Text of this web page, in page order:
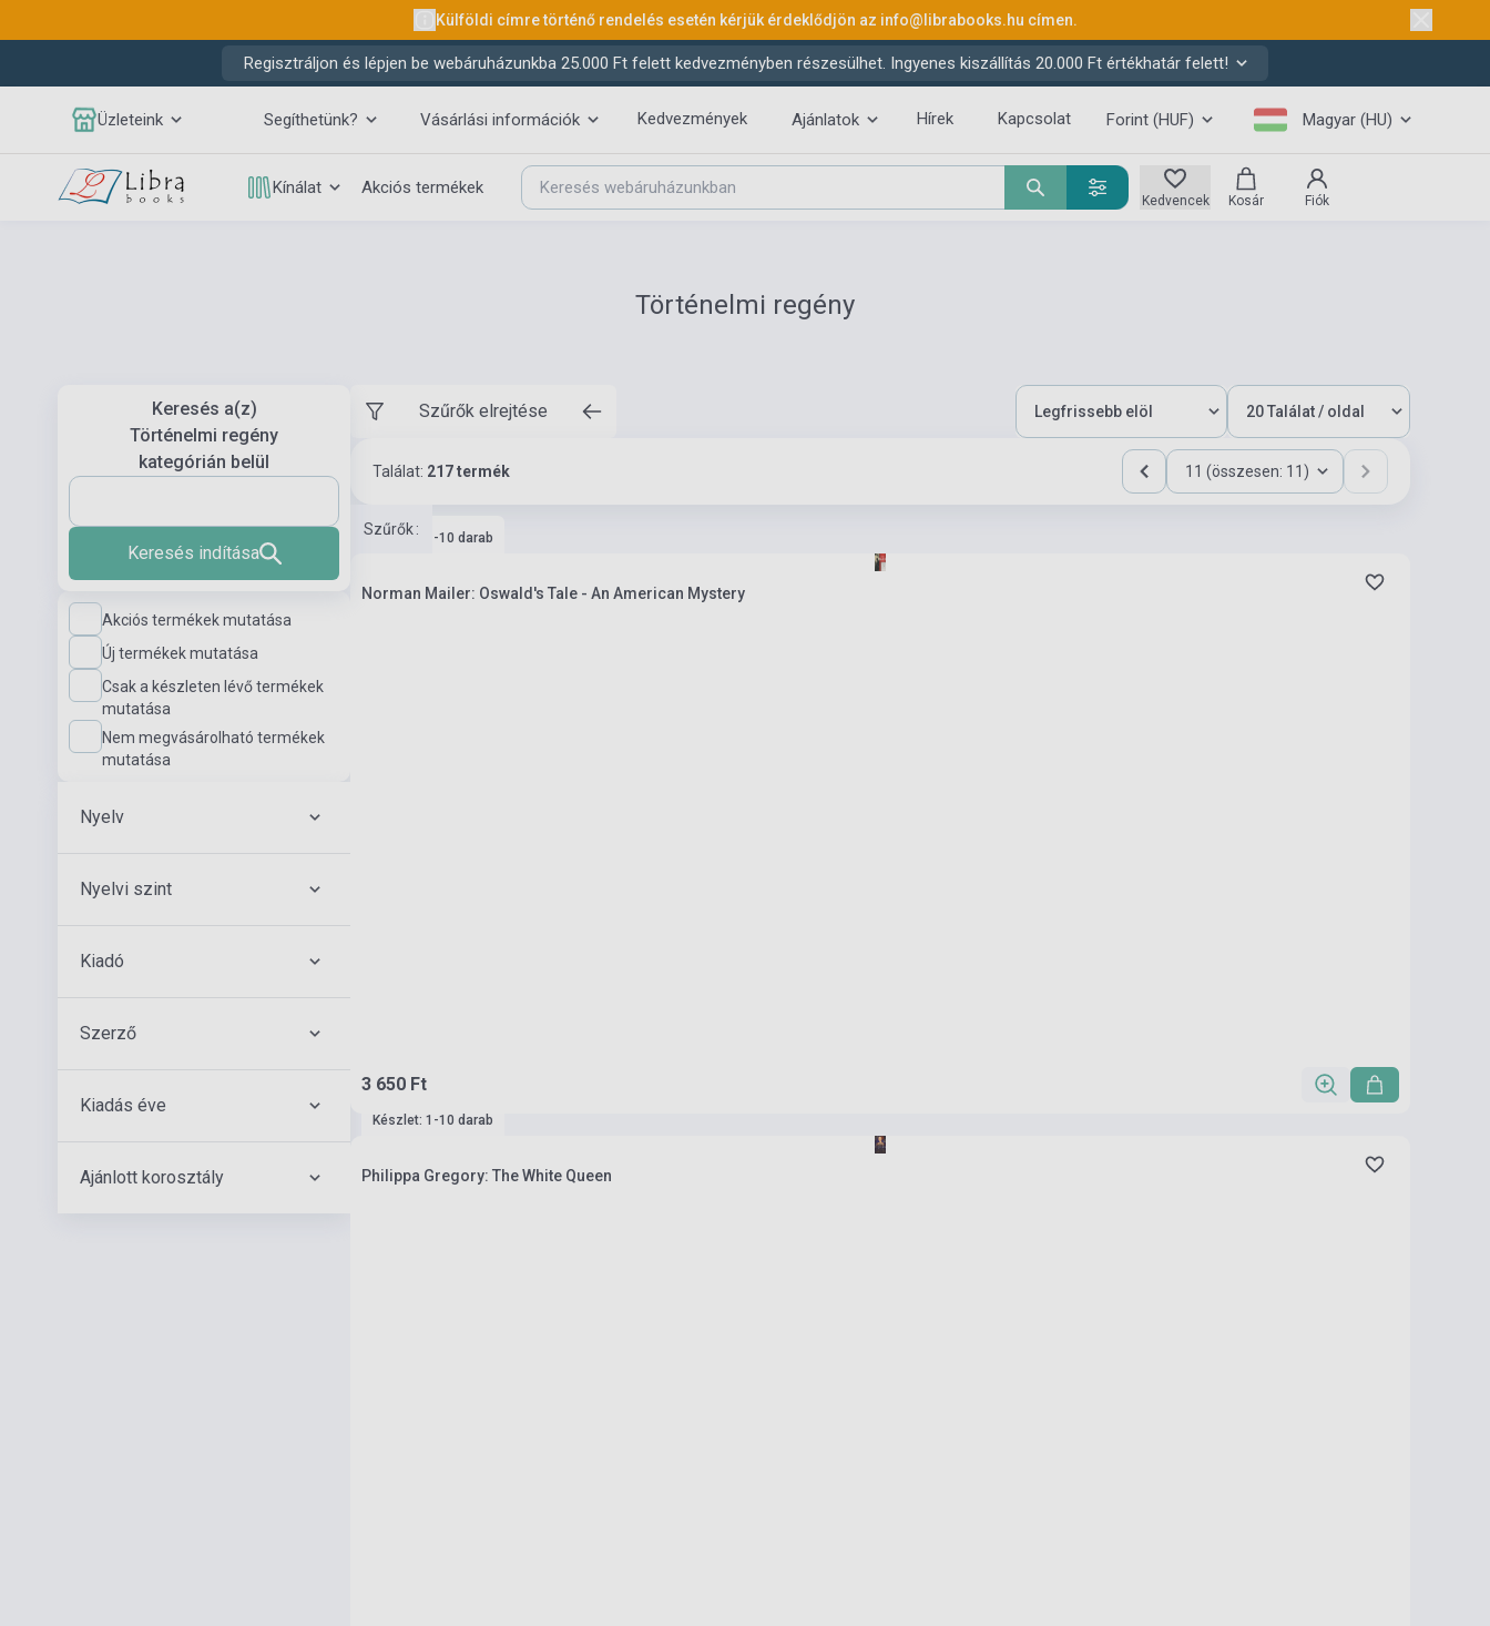
Külföldi címre történő rendelés esetén kérjük érdeklődjön az info@librabooks.hu címen.
Regisztráljon és lépjen be webáruházunkba 25.000 Ft felett kedvezményben részesülhet. Ingyenes kiszállítás 20.000 Ft értékhatár felett!
Üzleteink Segíthetünk? Vásárlási információk Kedvezmények Ajánlatok Hírek Kapcsolat Forint (HUF) Magyar (HU)
Kínálat Akciós termékek
Kedvencek Kosár Fiók
Történelmi regény
Keresés a(z)
Történelmi regény
kategórián belül
Keresés indítása
Akciós termékek mutatása
Új termékek mutatása
Csak a készleten lévő termékek
mutatása
Nem megvásárolható termékek
mutatása
Nyelv
Nyelvi szint
Kiadó
Szerző
Kiadás éve
Ajánlott korosztály
Szűrők elrejtése
Találat: 217 termék 11 (összesen: 11)
Szűrők:
Készlet: 1-10 darab
Norman Mailer: Oswald's Tale - An American Mystery
3 650 Ft
Készlet: 1-10 darab
Philippa Gregory: The White Queen